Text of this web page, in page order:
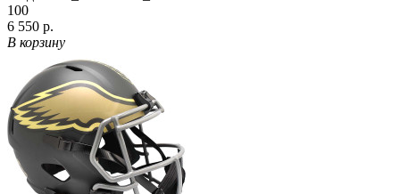
100
6 550 р.
В корзину